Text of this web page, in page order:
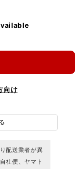
向け
配送業者が異
社便、ヤマト